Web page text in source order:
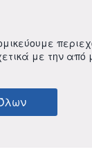
ΠΕΡΙΟΧΗΣ
με την